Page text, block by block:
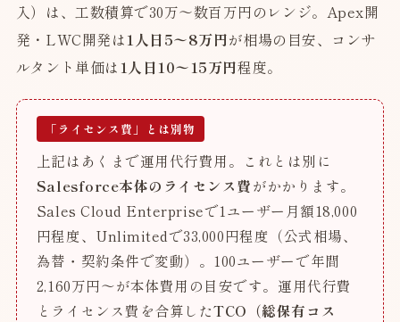
入）は、工数積算で30万〜数百万円のレンジ。Apex開
発・LWC開発は1人日5〜8万円が相場の目安、コンサ
ルタント単価は 1人日10〜15万円程度。
「ライセンス費」とは別物
上記はあくまで運用代行費用。これとは別に
Salesforce本体のライセンス費がかかります。
Sales Cloud Enterpriseで1ユーザー月額18,000
円程度、Unlimitedで33,000円程度（公式相場、
為替・契約条件で変動）。100ユーザーで年間
2,160万円〜が本体費用の目安です。運用代行費
とライセンス費を合算したTCO（総保有コス